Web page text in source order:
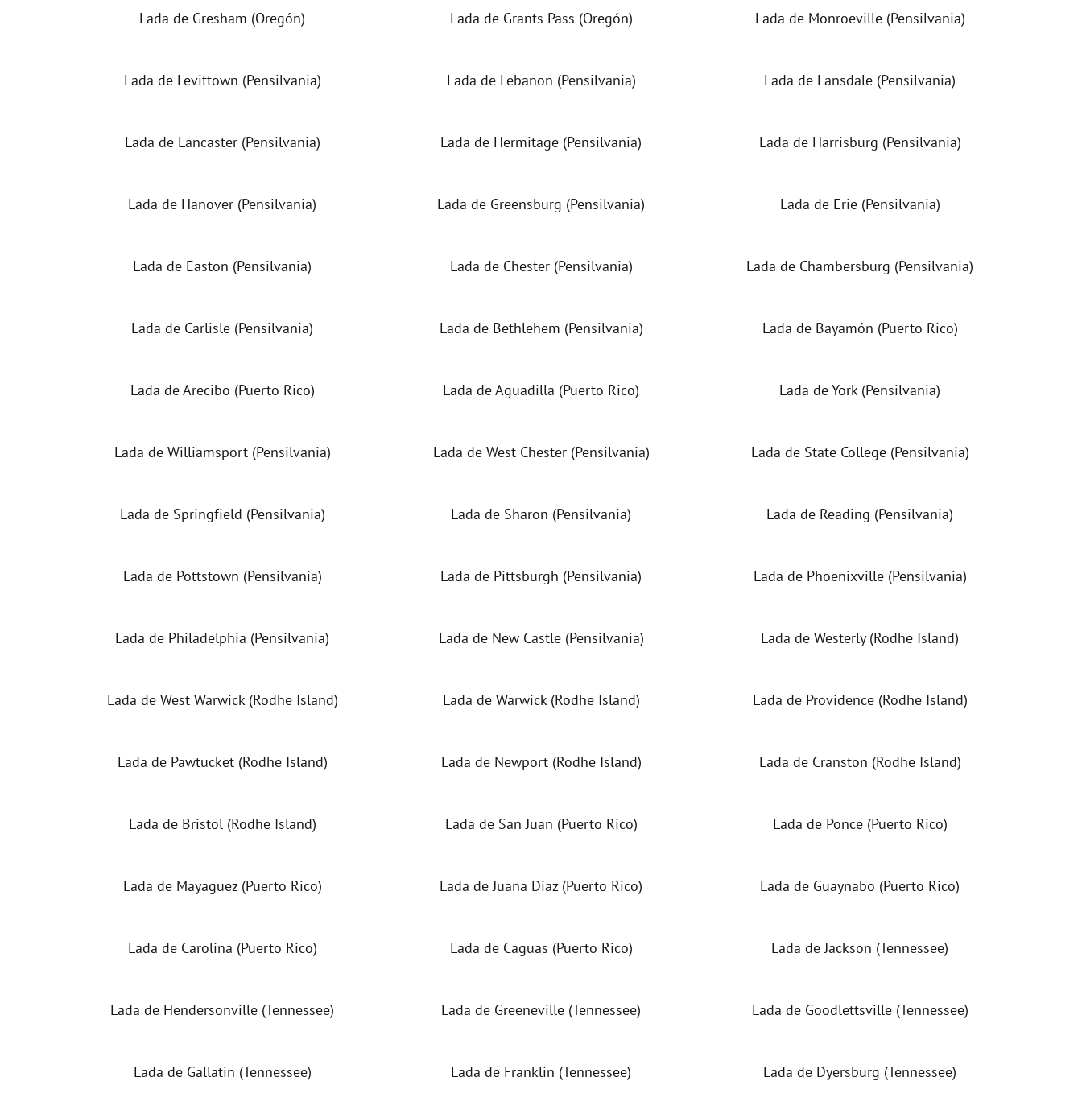
Lada de Gresham (Oregón) Lada de Grants Pass (Oregón) Lada de Monroeville (Pensilvania)
Lada de Levittown (Pensilvania) Lada de Lebanon (Pensilvania) Lada de Lansdale (Pensilvania)
Lada de Lancaster (Pensilvania) Lada de Hermitage (Pensilvania) Lada de Harrisburg (Pensilvania)
Lada de Hanover (Pensilvania) Lada de Greensburg (Pensilvania) Lada de Erie (Pensilvania)
Lada de Easton (Pensilvania) Lada de Chester (Pensilvania) Lada de Chambersburg (Pensilvania)
Lada de Carlisle (Pensilvania) Lada de Bethlehem (Pensilvania) Lada de Bayamón (Puerto Rico)
Lada de Arecibo (Puerto Rico) Lada de Aguadilla (Puerto Rico) Lada de York (Pensilvania)
Lada de Williamsport (Pensilvania) Lada de West Chester (Pensilvania) Lada de State College (Pensilvania)
Lada de Springfield (Pensilvania) Lada de Sharon (Pensilvania) Lada de Reading (Pensilvania)
Lada de Pottstown (Pensilvania) Lada de Pittsburgh (Pensilvania) Lada de Phoenixville (Pensilvania)
Lada de Philadelphia (Pensilvania) Lada de New Castle (Pensilvania) Lada de Westerly (Rodhe Island)
Lada de West Warwick (Rodhe Island) Lada de Warwick (Rodhe Island) Lada de Providence (Rodhe Island)
Lada de Pawtucket (Rodhe Island) Lada de Newport (Rodhe Island) Lada de Cranston (Rodhe Island)
Lada de Bristol (Rodhe Island) Lada de San Juan (Puerto Rico) Lada de Ponce (Puerto Rico)
Lada de Mayaguez (Puerto Rico) Lada de Juana Diaz (Puerto Rico) Lada de Guaynabo (Puerto Rico)
Lada de Carolina (Puerto Rico) Lada de Caguas (Puerto Rico) Lada de Jackson (Tennessee)
Lada de Hendersonville (Tennessee) Lada de Greeneville (Tennessee) Lada de Goodlettsville (Tennessee)
Lada de Gallatin (Tennessee) Lada de Franklin (Tennessee) Lada de Dyersburg (Tennessee)